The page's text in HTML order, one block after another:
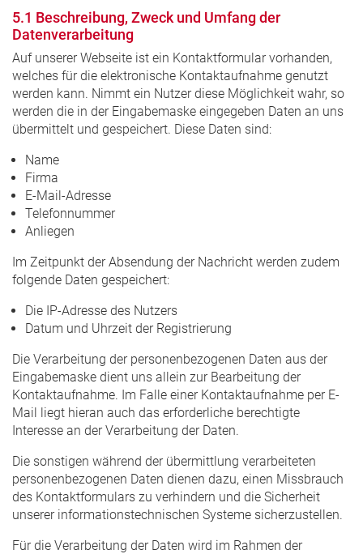
5.1 Beschreibung, Zweck und Umfang der
Datenverarbeitung
Auf unserer Webseite ist ein Kontaktformular vorhanden,
welches für die elektronische Kontaktaufnahme genutzt
werden kann. Nimmt ein Nutzer diese Möglichkeit wahr, so
werden die in der Eingabemaske eingegeben Daten an uns
übermittelt und gespeichert. Diese Daten sind:
Name
Firma
E-Mail-Adresse
Telefonnummer
Anliegen
Im Zeitpunkt der Absendung der Nachricht werden zudem
folgende Daten gespeichert:
Die IP-Adresse des Nutzers
Datum und Uhrzeit der Registrierung
Die Verarbeitung der personenbezogenen Daten aus der
Eingabemaske dient uns allein zur Bearbeitung der
Kontaktaufnahme. Im Falle einer Kontaktaufnahme per E-
Mail liegt hieran auch das erforderliche berechtigte
Interesse an der Verarbeitung der Daten.
Die sonstigen während der übermittlung verarbeiteten
personenbezogenen Daten dienen dazu, einen Missbrauch
des Kontaktformulars zu verhindern und die Sicherheit
unserer informationstechnischen Systeme sicherzustellen.
Für die Verarbeitung der Daten wird im Rahmen der